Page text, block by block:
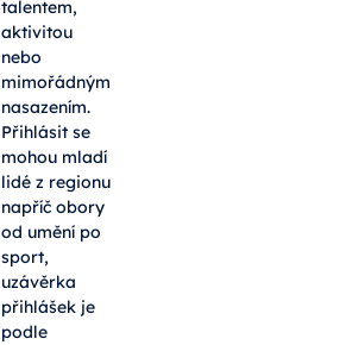
talentem,
aktivitou
nebo
mimořádným
nasazením.
Přihlásit se
mohou mladí
lidé z regionu
napříč obory
od umění po
sport,
uzávěrka
přihlášek je
podle